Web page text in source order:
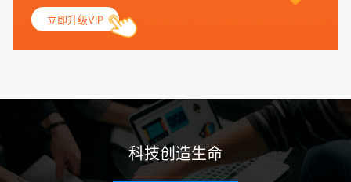
妇科检查，以确保其生殖系统的健康。 遗传病史与家族病史：
捐赠者及其家庭成员需要无严重的遗传病史、精神病史和传染
病史。这通常需要通过基因检测、家族史调查和医疗记录审查
带任何可传染给受卵者的病原体。 药物与生活习惯：捐赠者需
要是非尼古丁使用者、非吸烟者、非吸毒者，并且未使用可能
影响卵子质量的药物，如某些精神药物和避孕植入物。 学历与
心理标准 学历要求：部分卵子库对捐赠者的学历有一定要求，
立即升级VIP
科技创造生命